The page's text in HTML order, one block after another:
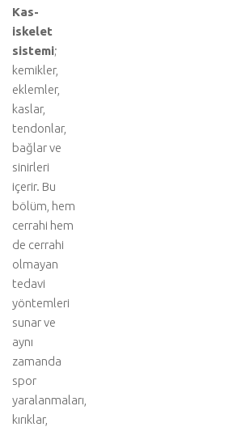
Kas-
iskelet
sistemi;
kemikler,
eklemler,
kaslar,
tendonlar,
bağlar ve
sinirleri
içerir. Bu
bölüm, hem
cerrahi hem
de cerrahi
olmayan
tedavi
yöntemleri
sunar ve
aynı
zamanda
spor
yaralanmaları,
kırıklar,